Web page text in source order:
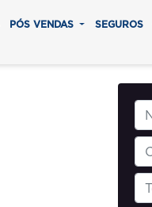
PÓS VENDAS SEGUROS